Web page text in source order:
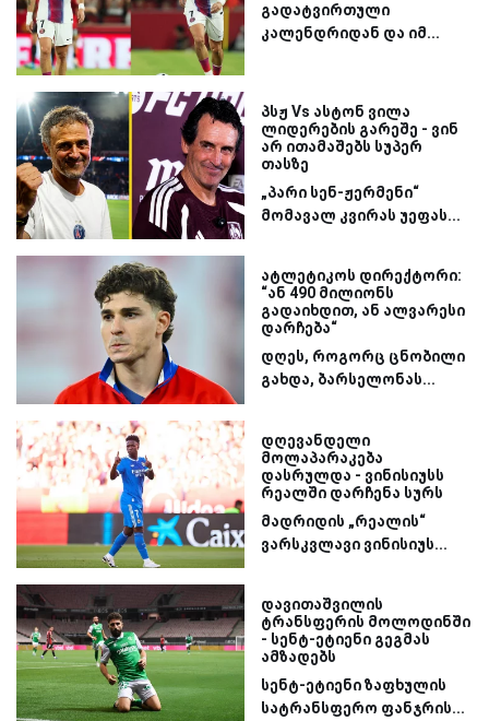
გადატვირთული
კალენდრიდან და იმ...
პსჟ Vs ასტონ ვილა
ლიდერების გარეშე - ვინ
არ ითამაშებს სუპერ
თასზე
„პარი სენ-ჟერმენი“
მომავალ კვირას უეფას...
ატლეტიკოს დირექტორი:
“ან 490 მილიონს
გადაიხდით, ან ალვარესი
დარჩება“
დღეს, როგორც ცნობილი
გახდა, ბარსელონას...
დღევანდელი
მოლაპარაკება
დასრულდა - ვინისიუსს
რეალში დარჩენა სურს
მადრიდის „რეალის“
ვარსკვლავი ვინისიუს...
დავითაშვილის
ტრანსფერის მოლოდინში
- სენტ-ეტიენი გეგმას
ამზადებს
სენტ-ეტიენი ზაფხულის
სატრანსფერო ფანჯრის...